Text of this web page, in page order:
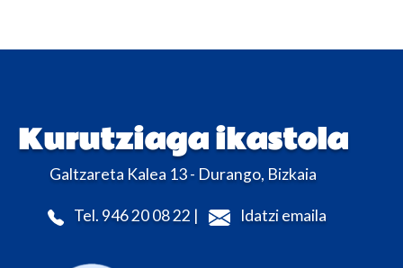
Kurutziaga ikastola
Galtzareta Kalea 13 - Durango, Bizkaia
Tel. 946 20 08 22 | Idatzi emaila